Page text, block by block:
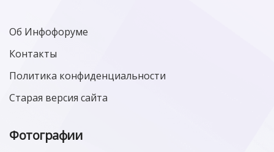
Об Инфофоруме
Контакты
Политика конфиденциальности
Старая версия сайта
Фотографии